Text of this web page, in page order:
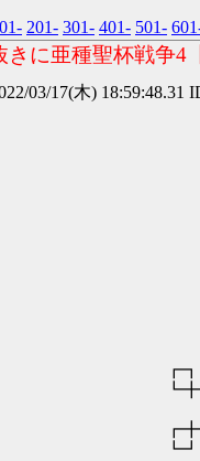
201- 301- 401- 501-
きに亜種聖杯戦争4
03/17(木) 18:59:48.31
三
三三
三Ξ:.
三三
三
三
三三
:.
んこ】息